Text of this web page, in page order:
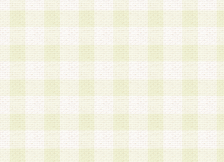
る登録は一切認められないものとします。
2.会員登録希望者は、本規約に同意の後、当社指
画 面」において、当社が指定する必要事項を入
を行うものとします。当社は、会員登録を承認し
会員として本サービスを 受けるためのログイン
を付与します。
3.会員は、会員登録の際に申告する登録情報の全
いかなる虚偽の申告をも行ってはならないものと
4.会員は、複数のログインＩＤおよびパスワード
いものとします。